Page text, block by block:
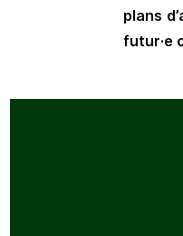
plans
futur·e